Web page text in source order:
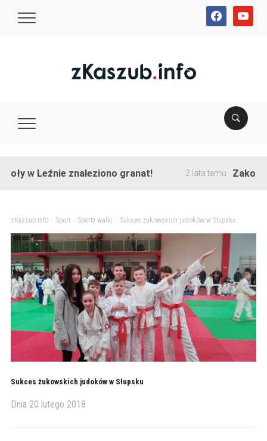
facebookyoutube
znaleziono granat! 2 lata temu Zakończono
zKaszub.info> Sport> Sporty walki Sukces żukowskich judoków w Słupsku
Sukces żukowskich judoków w Słupsku
Dnia 20 lutego 2018